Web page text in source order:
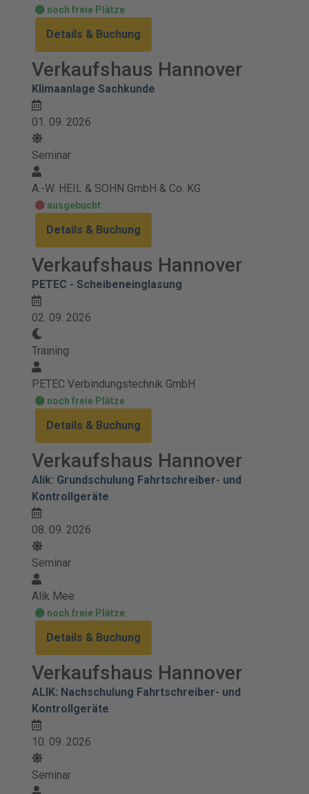
noch freie Plätze
Details & Buchung
Verkaufshaus Hannover
Klimaanlage Sachkunde
01. 09. 2026
Seminar
A.-W. HEIL & SOHN GmbH & Co. KG
ausgebucht
Details & Buchung
Verkaufshaus Hannover
PETEC - Scheibeneinglasung
02. 09. 2026
Training
PETEC Verbindungstechnik GmbH
noch freie Plätze
Details & Buchung
Verkaufshaus Hannover
Alik: Grundschulung Fahrtschreiber- und
Kontrollgeräte
08. 09. 2026
Seminar
Alik Mee
noch freie Plätze
Details & Buchung
Verkaufshaus Hannover
ALIK: Nachschulung Fahrtschreiber- und
Kontrollgeräte
10. 09. 2026
Seminar